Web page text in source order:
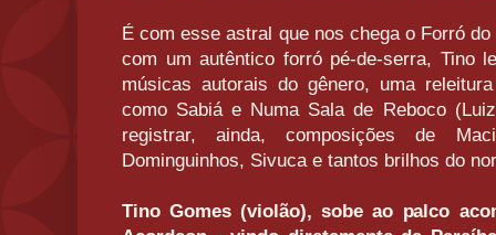
É com esse astral que nos chega o Forró
com um autêntico forró pé-de-serra, Tino
músicas autorais do gênero, uma
como Sabiá e Numa Sala de Reboco
registrar, ainda, composições de
Dominguinhos, Sivuca e tantos brilhos do
Tino Gomes (violão), sobe ao palco